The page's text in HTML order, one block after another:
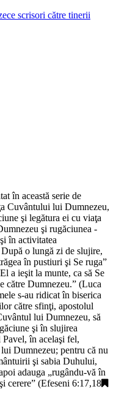
scrisori către tinerii
în această serie de
Cuvântului lui Dumnezeu,
şi legătura ei cu viaţa
şi rugăciunea -
în activitatea
o lungă zi de slujire,
în pustiuri şi Se ruga”
a ieşit la munte, ca să Se
către Dumnezeu.” (Luca
s-au ridicat în biserica
către sfinţi, apostolul
lui Dumnezeu, să
şi în slujirea
în acelaşi fel,
Dumnezeu; pentru că nu
şi sabia Duhului,
adauga „rugându-vă în
cerere” (Efeseni 6:17,18